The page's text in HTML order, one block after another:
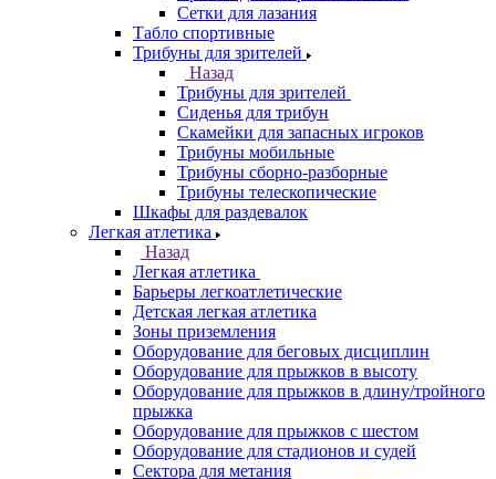
Сетки для лазания
Табло спортивные
Трибуны для зрителей
Назад
Трибуны для зрителей
Сиденья для трибун
Скамейки для запасных игроков
Трибуны мобильные
Трибуны сборно-разборные
Трибуны телескопические
Шкафы для раздевалок
Легкая атлетика
Назад
Легкая атлетика
Барьеры легкоатлетические
Детская легкая атлетика
Зоны приземления
Оборудование для беговых дисциплин
Оборудование для прыжков в высоту
Оборудование для прыжков в длину/тройного
прыжка
Оборудование для прыжков с шестом
Оборудование для стадионов и судей
Сектора для метания